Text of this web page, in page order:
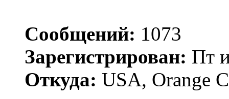
Сообщений: 1073
Зарегистрирован: Пт
Откуда: USA, Orange